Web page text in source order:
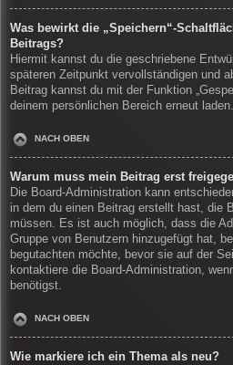
Was bewirkt die „Speichern“-
Beitrags?
Hiermit kannst du die geschriebene
späteren Zeitpunkt vervollständigen und
Beitrag kannst du mit der Funktion
deinem persönlichen Bereich erneut laden.
NACH OBEN
Warum muss mein Beitrag erst
Die Board-Administration kann
in dem du einen Beitrag erstellt hast, die
müssen. Es ist auch möglich, dass die
Gruppe von Benutzern hinzugefügt hat,
begutachten möchte, bevor sie auf der
kontaktiere die Board-Administration,
benötigst.
NACH OBEN
Wie markiere ich ein Thema als neu?